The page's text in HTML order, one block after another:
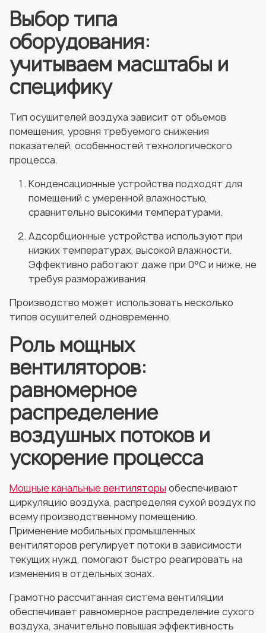
Выбор типа
оборудования:
учитываем масштабы и
специфику
Тип осушителей воздуха зависит от объемов
помещения, уровня требуемого снижения
показателей, особенностей технологического
процесса.
Конденсационные устройства подходят для
помещений с умеренной влажностью,
сравнительно высокими температурами.
Адсорбционные устройства используют при
низких температурах, высокой влажности.
Эффективно работают даже при 0°C и ниже, не
требуя размораживания.
Производство может использовать несколько
типов осушителей одновременно.
Роль мощных
вентиляторов:
равномерное
распределение
воздушных потоков и
ускорение процесса
Мощные канальные вентиляторы обеспечивают
циркуляцию воздуха, распределяя сухой воздух по
всему производственному помещению.
Применение мобильных промышленных
вентиляторов регулирует потоки в зависимости
текущих нужд, помогают быстро реагировать на
изменения в отдельных зонах.
Грамотно рассчитанная система вентиляции
обеспечивает равномерное распределение сухого
воздуха, значительно повышая эффективность